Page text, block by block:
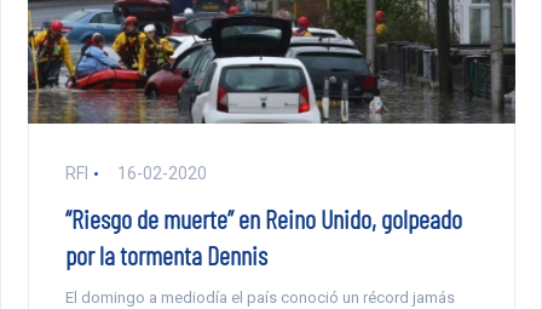
RFI 16-02-2020
“Riesgo de muerte” en Reino Unido, golpeado
por la tormenta Dennis
El domingo a mediodía el país conoció un récord jamás